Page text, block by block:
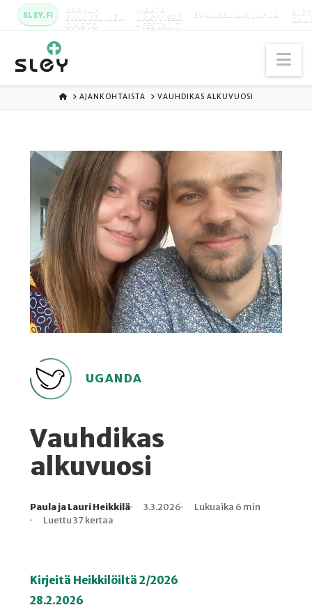
SLEY.FI KARKUN
EVANKELINEN
OPISTO
MAATA
NÄKYVISSÄ
-FESTARIT
EVANKELIUMIJUHLA
ETUSIVU
AJANKOHTAISTA VAUHDIKAS ALKUVUOSI
UGANDA
Vauhdikas
alkuvuosi
Kirjoittaja
Paula ja Lauri Heikkilä
Julkaistu
3.3.2026
Lukuaika
Lukuaika 6 min
Lukukertoja
Luettu 37 kertaa
Kirjeitä Heikkilöiltä 2/2026
28.2.2026